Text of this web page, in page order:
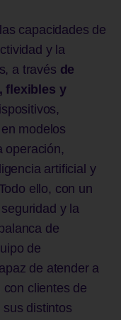
capacidades de
y la
a través de
flexibles y
modelos
operación,
artificial y
ello, con un
y la
de
de
de atender a
con clientes de
distintos